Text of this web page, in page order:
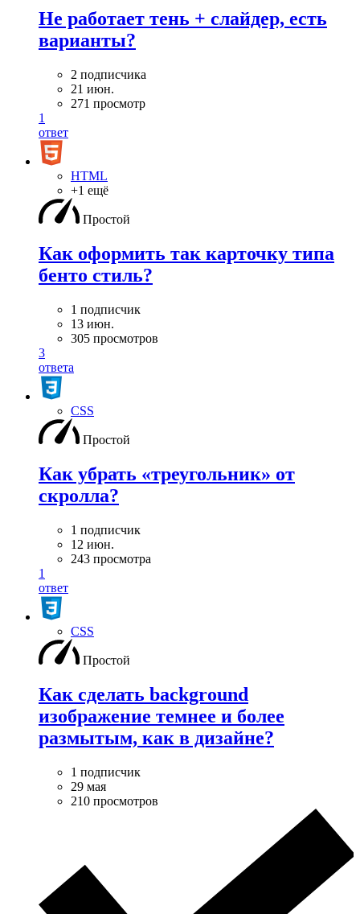
Не работает тень + слайдер, есть
варианты?
2 подписчика
21 июн.
271 просмотр
1
ответ
HTML
+1 ещё
Простой
Как оформить так карточку типа
бенто стиль?
1 подписчик
13 июн.
305 просмотров
3
ответа
CSS
Простой
Как убрать «треугольник» от
скролла?
1 подписчик
12 июн.
243 просмотра
1
ответ
CSS
Простой
Как сделать background
изображение темнее и более
размытым, как в дизайне?
1 подписчик
29 мая
210 просмотров